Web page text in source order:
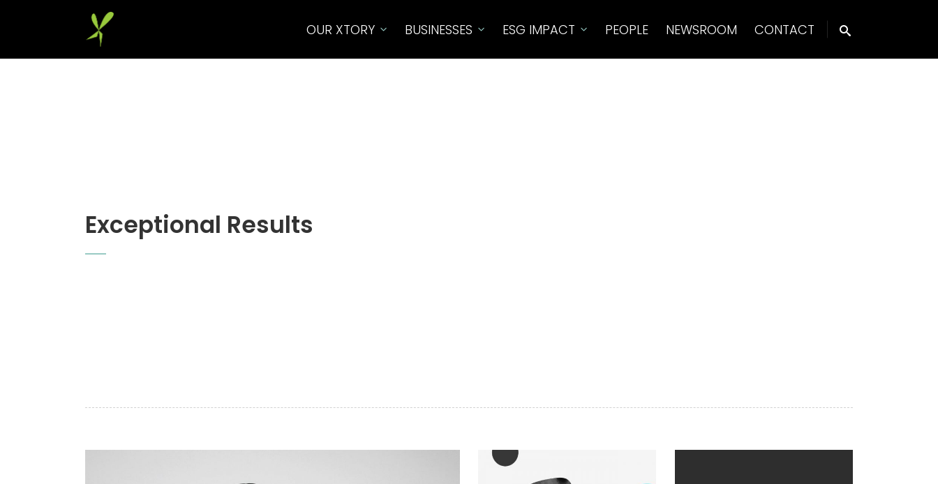
OUR XTORY BUSINESSES ESG IMPACT​ PEOPLE NEWSROOM CONTACT
Exceptional Results